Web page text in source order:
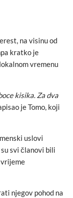
na visinu od
kratko je
vremenu
kisika. Za dva
je Tomo, koji
uslovi
svi članovi bili
vrijeme
njegov pohod na